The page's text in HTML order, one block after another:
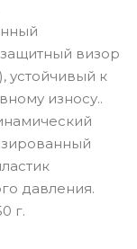
визор
устойчивый к
износу..
давления.
г.